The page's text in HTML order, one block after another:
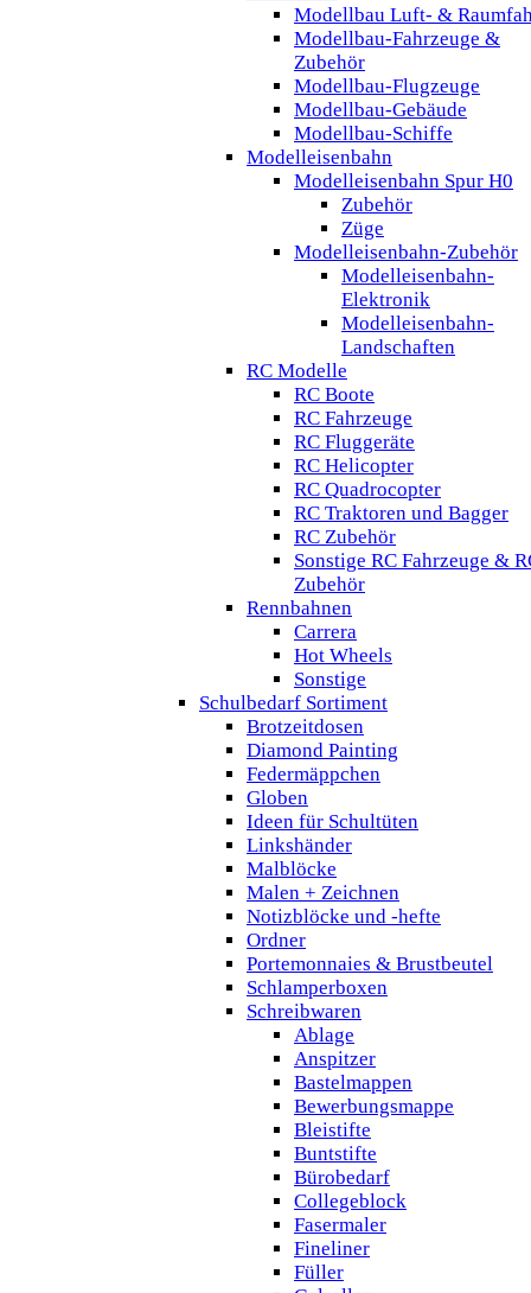
Modellbau Luft- &
Modellbau-Fahrzeuge &
Zubehör
Modellbau-Flugzeuge
Modellbau-Gebäude
Modellbau-Schiffe
Modelleisenbahn
Modelleisenbahn Spur H0
Zubehör
Züge
Modelleisenbahn-Zubehör
Modelleisenbahn-
Elektronik
Modelleisenbahn-
Landschaften
RC Modelle
RC Boote
RC Fahrzeuge
RC Fluggeräte
RC Helicopter
RC Quadrocopter
RC Traktoren und Bagger
RC Zubehör
Sonstige RC Fahrzeuge &
Zubehör
Rennbahnen
Carrera
Hot Wheels
Sonstige
Schulbedarf Sortiment
Brotzeitdosen
Diamond Painting
Federmäppchen
Globen
Ideen für Schultüten
Linkshänder
Malblöcke
Malen + Zeichnen
Notizblöcke und -hefte
Ordner
Portemonnaies & Brustbeutel
Schlamperboxen
Schreibwaren
Ablage
Anspitzer
Bastelmappen
Bewerbungsmappe
Bleistifte
Buntstifte
Bürobedarf
Collegeblock
Fasermaler
Fineliner
Füller